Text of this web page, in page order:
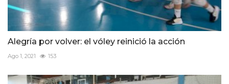
Alegría por volver: el vóley reinició la acción
Ago 1, 2021 153